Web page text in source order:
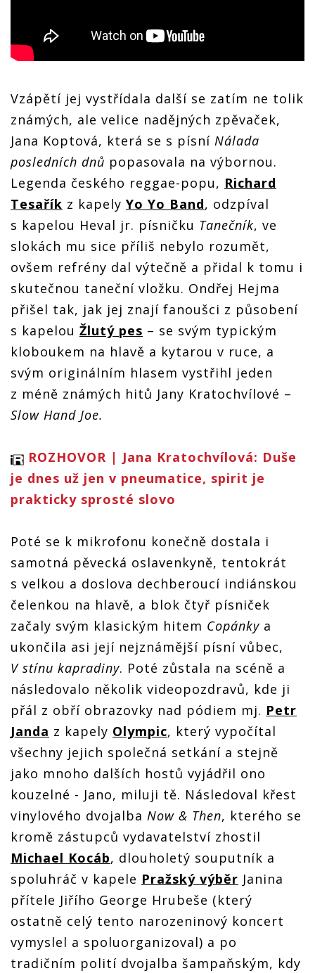
Vzápětí jej vystřídala další se zatím ne tolik
známých, ale velice nadějných zpěvaček,
Jana Koptová, která se s písní Nálada
posledních dnů popasovala na výbornou.
Legenda českého reggae-popu, Richard
Tesařík z kapely Yo Yo Band, odzpíval
s kapelou Heval jr. písničku Tanečník, ve
slokách mu sice příliš nebylo rozumět,
ovšem refrény dal výtečně a přidal k tomu i
skutečnou taneční vložku. Ondřej Hejma
přišel tak, jak jej znají fanoušci z působení
s kapelou Žlutý pes – se svým typickým
kloboukem na hlavě a kytarou v ruce, a
svým originálním hlasem vystřihl jeden
z méně známých hitů Jany Kratochvílové –
Slow Hand Joe.
ROZHOVOR | Jana Kratochvílová: Duše
je dnes už jen v pneumatice, spirit je
prakticky sprosté slovo
Poté se k mikrofonu konečně dostala i
samotná pěvecká oslavenkyně, tentokrát
s velkou a doslova dechberoucí indiánskou
čelenkou na hlavě, a blok čtyř písniček
začaly svým klasickým hitem Copánky a
ukončila asi její nejznámější písní vůbec,
V stínu kapradiny. Poté zůstala na scéně a
následovalo několik videopozdravů, kde ji
přál z obří obrazovky nad pódiem mj. Petr
Janda z kapely Olympic, který vypočítal
všechny jejich společná setkání a stejně
jako mnoho dalších hostů vyjádřil ono
kouzelné - Jano, miluji tě. Následoval křest
vinylového dvojalba Now & Then, kterého se
kromě zástupců vydavatelství zhostil
Michael Kocáb, dlouholetý souputník a
spoluhráč v kapele Pražský výběr Janina
přítele Jiřího George Hrubeše (který
ostatně celý tento narozeninový koncert
vymyslel a spoluorganizoval) a po
tradičním polití dvojalba šampaňským, kdy